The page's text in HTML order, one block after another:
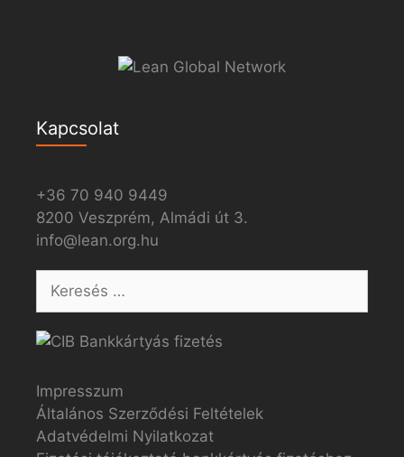
Kapcsolat
+36 70 940 9449
8200 Veszprém, Almádi út 3.
info@lean.org.hu
Impresszum
Általános Szerződési Feltételek
Adatvédelmi Nyilatkozat